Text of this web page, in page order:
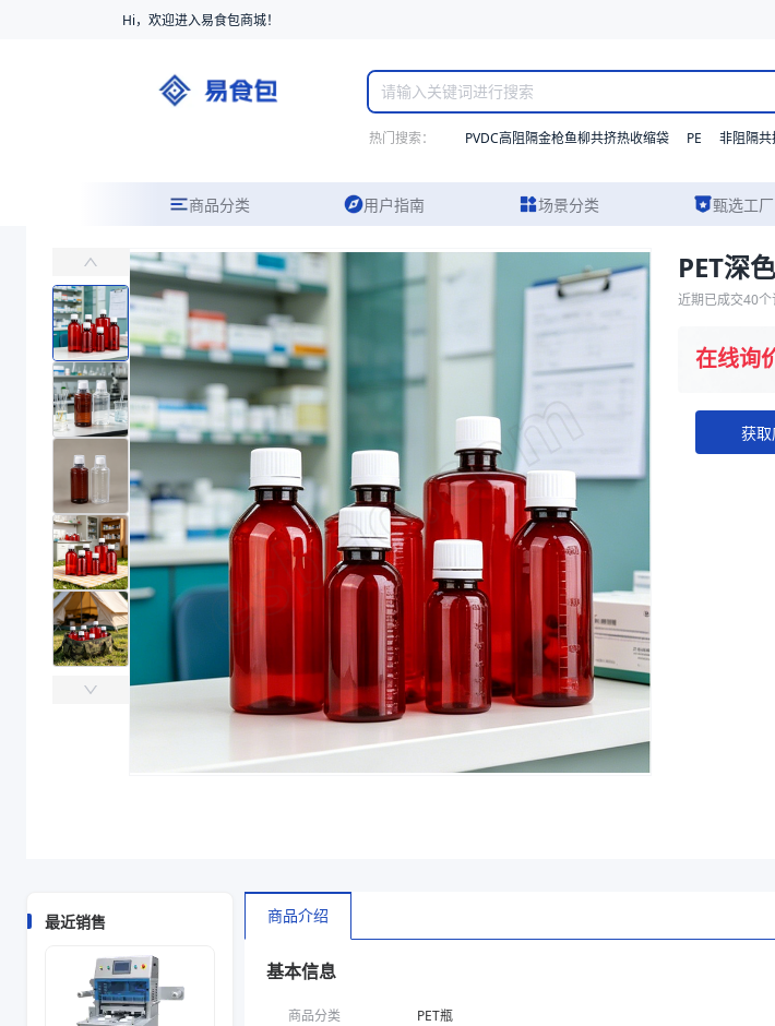
Hi，欢迎进入易食包商城！
热门搜索： PVDC高阻隔金枪鱼柳共挤热收缩袋 PE 非阻隔
商品分类 用户指南 场景分类 甄选工厂
易食包（EPAK）专注于PET深色避光瓶包装，提供详尽的规格参数、实物图片及报价参考。我们支持材质、型
在线询价
商品参数
商品分类
PET瓶
产品特性
支持定制
产品特性
支持定制
PET深
近期已成交40个
在线询
获取
最近销售 商品介绍
基本信息
商品分类 PET瓶